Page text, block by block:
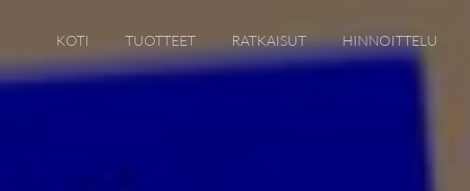
KOTI TUOTTEET RATKAISUT HINNOITTELU